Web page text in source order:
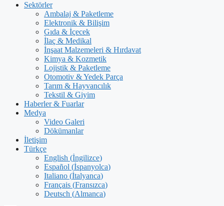
Sektörler
Ambalaj & Paketleme
Elektronik & Bilişim
Gıda & İçecek
İlaç & Medikal
İnşaat Malzemeleri & Hırdavat
Kimya & Kozmetik
Lojistik & Paketleme
Otomotiv & Yedek Parça
Tarım & Hayvancılık
Tekstil & Giyim
Haberler & Fuarlar
Medya
Video Galeri
Dökümanlar
İletişim
Türkçe
English (İngilizce)
Español (İspanyolca)
Italiano (İtalyanca)
Français (Fransızca)
Deutsch (Almanca)